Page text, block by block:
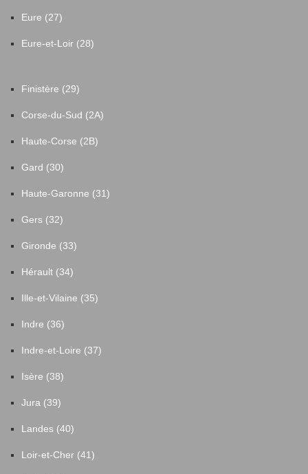
Eure (27)
Eure-et-Loir (28)
Finistère (29)
Corse-du-Sud (2A)
Haute-Corse (2B)
Gard (30)
Haute-Garonne (31)
Gers (32)
Gironde (33)
Hérault (34)
Ille-et-Vilaine (35)
Indre (36)
Indre-et-Loire (37)
Isère (38)
Jura (39)
Landes (40)
Loir-et-Cher (41)